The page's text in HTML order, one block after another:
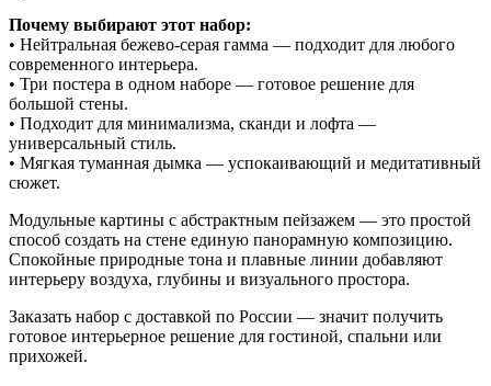
Почему выбирают этот набор:
• Нейтральная бежево-серая гамма — подходит для любого
современного интерьера.
• Три постера в одном наборе — готовое решение для
большой стены.
• Подходит для минимализма, сканди и лофта —
универсальный стиль.
• Мягкая туманная дымка — успокаивающий и медитативный
сюжет.
Модульные картины с абстрактным пейзажем — это простой
способ создать на стене единую панорамную композицию.
Спокойные природные тона и плавные линии добавляют
интерьеру воздуха, глубины и визуального простора.
Заказать набор с доставкой по России — значит получить
готовое интерьерное решение для гостиной, спальни или
прихожей.